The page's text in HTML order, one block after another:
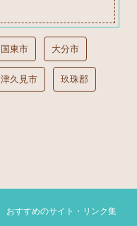
国東市 大分市
津久見市 玖珠郡
おすすめのサイト・リンク集